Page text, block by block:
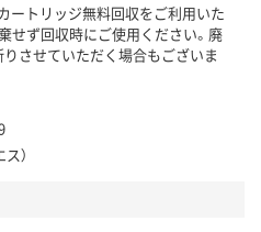
ートリッジ無料回収をご利用いた
せず回収時にご使用ください。廃
させていただく場合もございま
）